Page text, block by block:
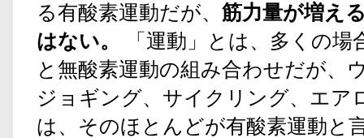
る有酸素運動だが、 筋力量が増え
はない。
「運動」とは、多くの場
と無酸素運動の組み合わせだが、
ジョギング、サイクリング、エア
は、そのほとんどが有酸素運動と